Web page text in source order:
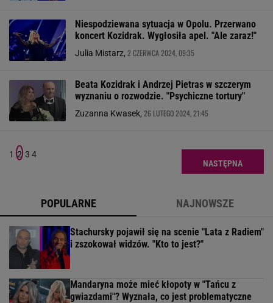
Niespodziewana sytuacja w Opolu. Przerwano
koncert Kozidrak. Wygłosiła apel. "Ale zaraz!"
Julia Mistarz, 2 CZERWCA 2024, 09:35
Beata Kozidrak i Andrzej Pietras w szczerym
wyznaniu o rozwodzie. "Psychiczne tortury"
Zuzanna Kwasek, 26 LUTEGO 2024, 21:45
1 2 3 4
NASTĘPNA
POPULARNE NAJNOWSZE
Stachursky pojawił się na scenie "Lata z Radiem"
i zszokował widzów. "Kto to jest?"
Mandaryna może mieć kłopoty w "Tańcu z
gwiazdami"? Wyznała, co jest problematyczne